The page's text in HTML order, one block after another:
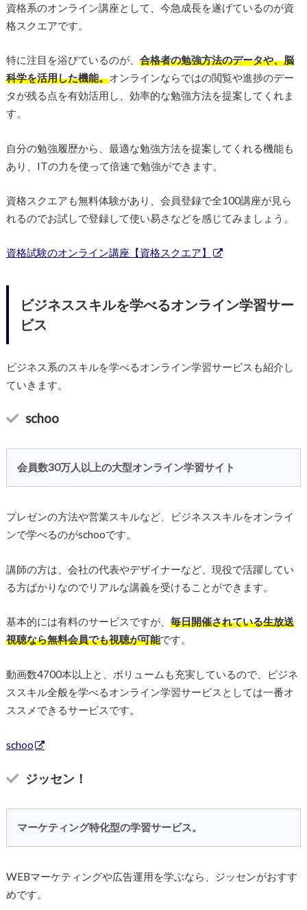
資格系のオンライン講座として、今急成長を遂げているのが資
格スクエアです。
特に注目を浴びているのが、 合格者の勉強方法のデータや、脳
科学を活用した機能。オンラインならではの閲覧や進捗のデー
タが残る点を有効活用し、効率的な勉強方法を提案してくれま
す。
自分の勉強履歴から、最適な勉強方法を提案してくれる機能も
あり、ITの力を使って倍速で勉強ができます。
資格スクエアも無料体験があり、会員登録で全100講座が見ら
れるのでお試しで登録して使い易さなどを感じてみましょう。
資格試験のオンライン講座【資格スクエア】
ビジネススキルを学べるオンライン学習サー
ビス
ビジネス系のスキルを学べるオンライン学習サービスも紹介し
ていきます。
schoo
会員数30万人以上の大型オンライン学習サイト
プレゼンの方法や営業スキルなど、ビジネススキルをオンライ
ンで学べるのがschooです。
講師の方は、会社の代表やデザイナーなど、現役で活躍してい
る方ばかりなのでリアルな講義を受けることができます。
基本的には有料のサービスですが、 毎日開催されている生放送
視聴なら無料会員でも視聴が可能です。
動画数4700本以上と、ボリュームも充実しているので、ビジネ
ススキル全般を学べるオンライン学習サービスとしては一番オ
ススメできるサービスです。
schoo
ジッセン！
マーケティング特化型の学習サービス。
WEBマーケティングや広告運用を学ぶなら、ジッセンがおすす
めです。